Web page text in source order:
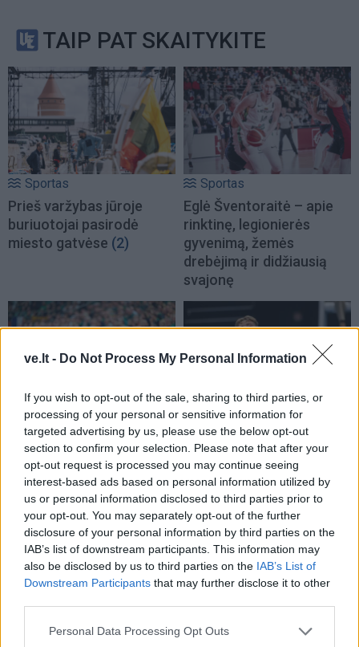
ve.lt - Do Not Process My Personal Information
If you wish to opt-out of the sale, sharing to third parties, or
processing of your personal or sensitive information for
targeted advertising by us, please use the below opt-out
section to confirm your selection. Please note that after your
opt-out request is processed you may continue seeing
interest-based ads based on personal information utilized by
us or personal information disclosed to third parties prior to
your opt-out. You may separately opt-out of the further
disclosure of your personal information by third parties on the
IAB’s list of downstream participants. This information may
also be disclosed by us to third parties on the IAB’s List of
Downstream Participants that may further disclose it to other
Personal Data Processing Opt Outs
TAIP PAT SKAITYKITE
Sportas
Prieš varžybas jūroje
buriuotojai pasirodė
miesto gatvėse (2)
Sportas
Eglė Šventoraitė – apie
rinktinę, legionierės
gyvenimą, žemės
drebėjimą ir didžiausią
svajonę
Sportas
Jasikevičiaus vedami
Lietuvos vaikinai patiesė
serbus(1)
Sportas
Trijų setų dramą laimėjęs
Butvilas pateko į
„Challenger“ turnyro
pusfinalį
Sportas Sportas